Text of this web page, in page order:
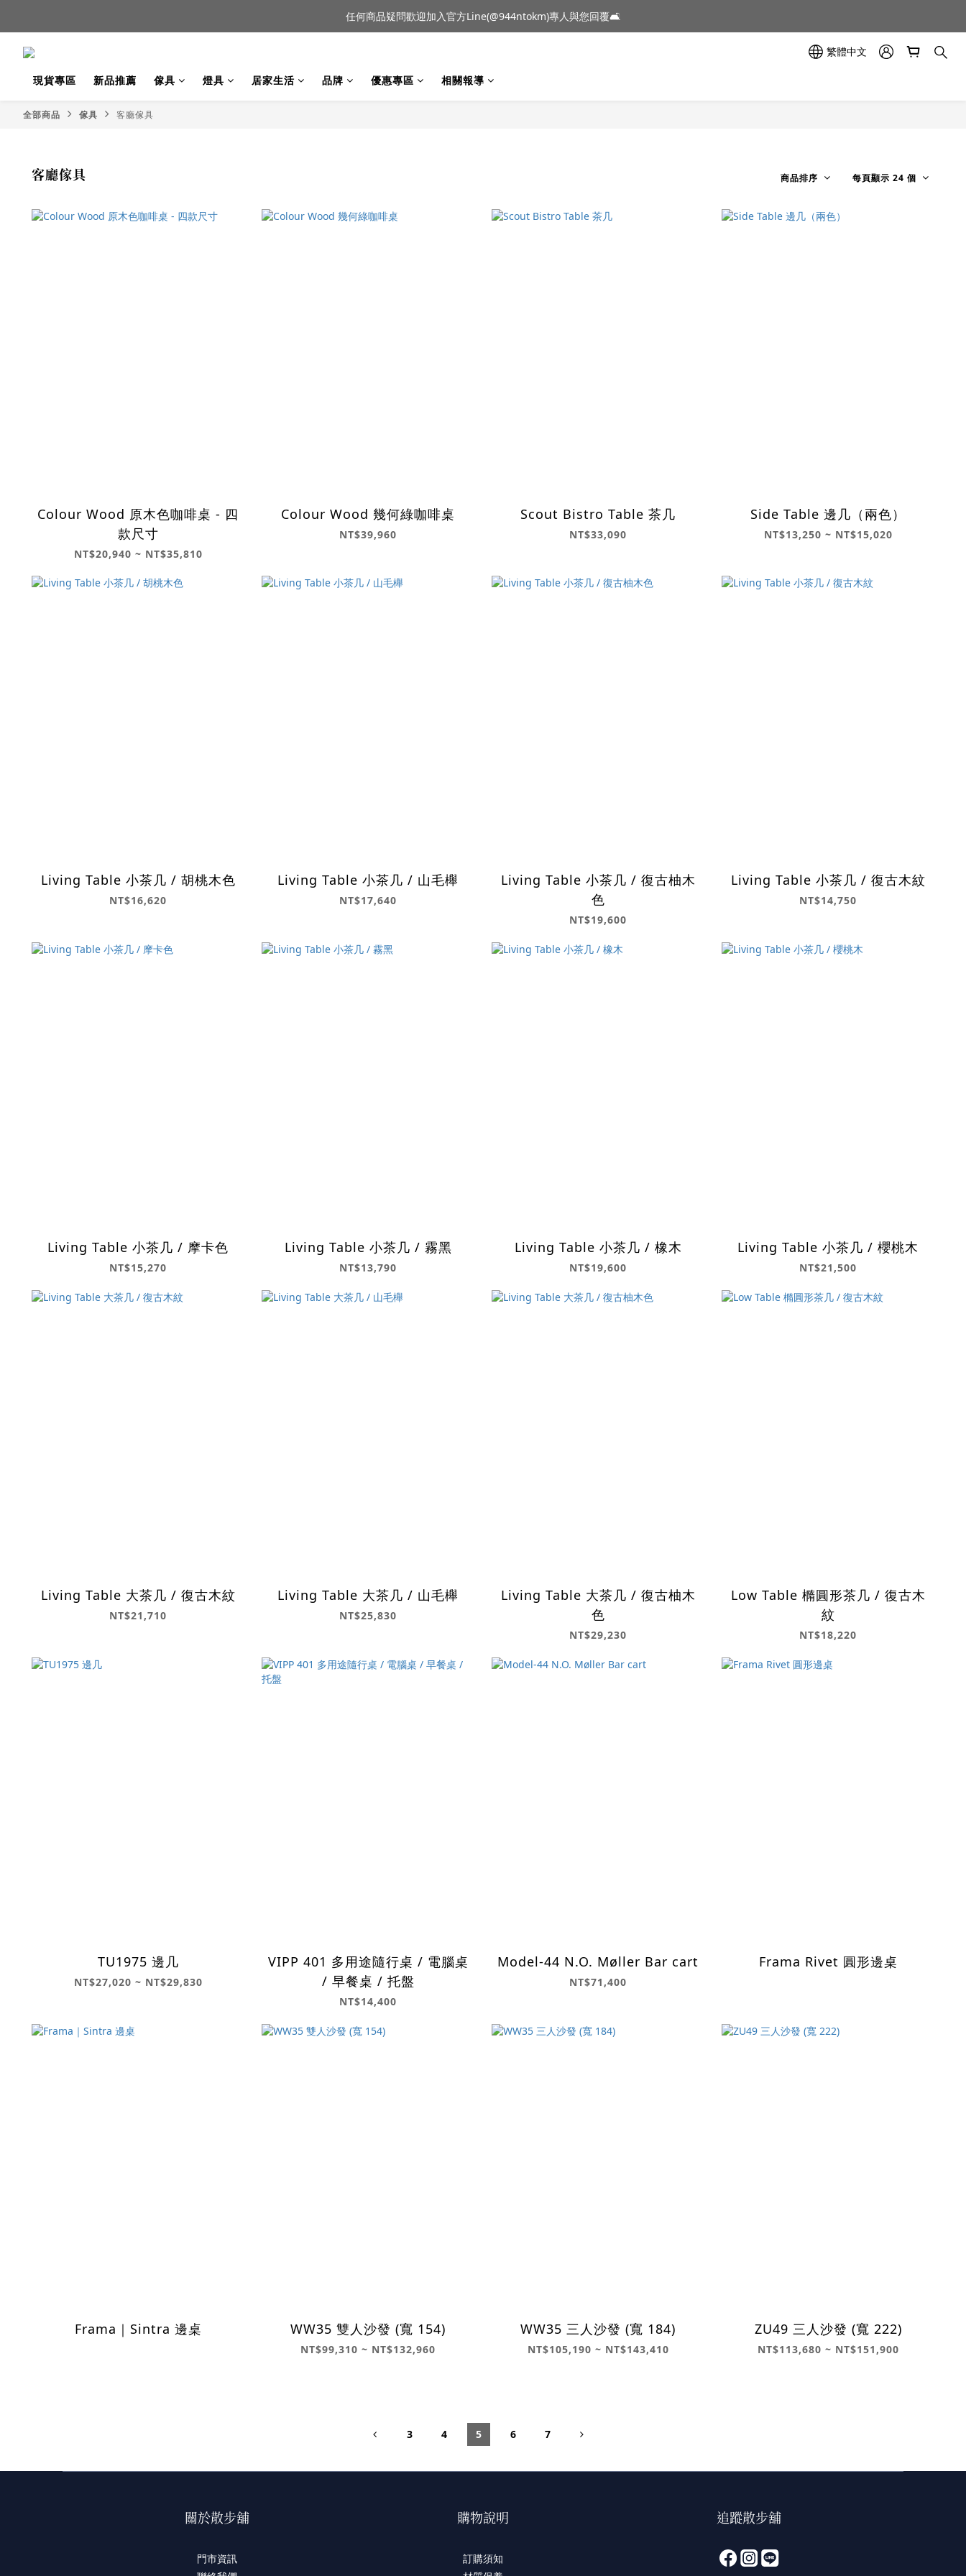
新品到貨｜日本燈具品牌 Ambientec 年度新品 Barcarolle 臺中樂群門市展示中✨
任何商品疑問歡迎加入官方Line(@944ntokm)專人與您回覆🛋️
繁體中文
現貨專區 新品推薦 傢具 燈具 居家生活 品牌 優惠專區 相關報導
全部商品 傢具 客廳傢具
客廳傢具 商品排序 每頁顯示 24 個
Colour Wood 原木色咖啡桌 - 四
款尺寸
NT$20,940 ~ NT$35,810
Colour Wood 幾何綠咖啡桌
NT$39,960
Scout Bistro Table 茶几
NT$33,090
Side Table 邊几（兩色）
NT$13,250 ~ NT$15,020
Living Table 小茶几 / 胡桃木色
NT$16,620
Living Table 小茶几 / 山毛櫸
NT$17,640
Living Table 小茶几 / 復古柚木
色
NT$19,600
Living Table 小茶几 / 復古木紋
NT$14,750
Living Table 小茶几 / 摩卡色
NT$15,270
Living Table 小茶几 / 霧黑
NT$13,790
Living Table 小茶几 / 橡木
NT$19,600
Living Table 小茶几 / 櫻桃木
NT$21,500
Living Table 大茶几 / 復古木紋
NT$21,710
Living Table 大茶几 / 山毛櫸
NT$25,830
Living Table 大茶几 / 復古柚木
色
NT$29,230
Low Table 橢圓形茶几 / 復古木
紋
NT$18,220
TU1975 邊几
NT$27,020 ~ NT$29,830
VIPP 401 多用途隨行桌 / 電腦桌
/ 早餐桌 / 托盤
NT$14,400
Model-44 N.O. Møller Bar cart
NT$71,400
Frama Rivet 圓形邊桌
Frama｜Sintra 邊桌 WW35 雙人沙發 (寬 154)
NT$99,310 ~ NT$132,960
WW35 三人沙發 (寬 184)
NT$105,190 ~ NT$143,410
ZU49 三人沙發 (寬 222)
NT$113,680 ~ NT$151,900
3 4 5 6 7
關於散步舖
門市資訊
購物說明
訂購須知
追蹤散步舖